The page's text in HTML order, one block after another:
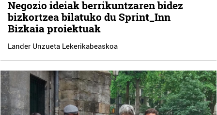
Negozio ideiak berrikuntzaren bidez
bizkortzea bilatuko du Sprint_Inn
Bizkaia proiektuak
Lander Unzueta Lekerikabeaskoa